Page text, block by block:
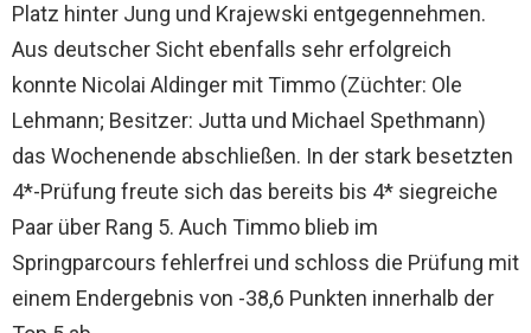
Platz hinter Jung und Krajewski entgegennehmen.
Aus deutscher Sicht ebenfalls sehr erfolgreich
konnte Nicolai Aldinger mit Timmo (Züchter: Ole
Lehmann; Besitzer: Jutta und Michael Spethmann)
das Wochenende abschließen. In der stark besetzten
4*-Prüfung freute sich das bereits bis 4* siegreiche
Paar über Rang 5. Auch Timmo blieb im
Springparcours fehlerfrei und schloss die Prüfung mit
einem Endergebnis von -38,6 Punkten innerhalb der